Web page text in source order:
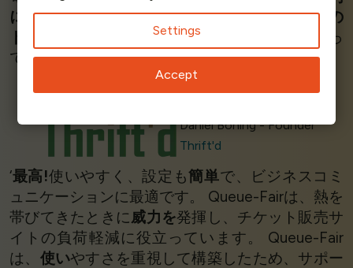
に問題を解決してくれました！彼らは私たちの
し、非常に迅速にすべてを行っ
てくれました！’
Daniel Böning - Founder
Thrift'd
‘最高!使いやすく、設定も簡単で、ビジネスコミ
ュニケーションに最適です。 Queue-Fairは、熱を
帯びてきたときに威力を発揮し、チケット販売サ
イトの負荷軽減に役立っています。 Queue-Fair
は、 使いやすさを重視して構築したため、サポー
Settings
Accept